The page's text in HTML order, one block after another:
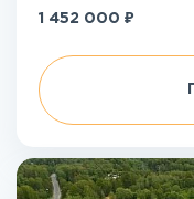
1 452 000 ₽